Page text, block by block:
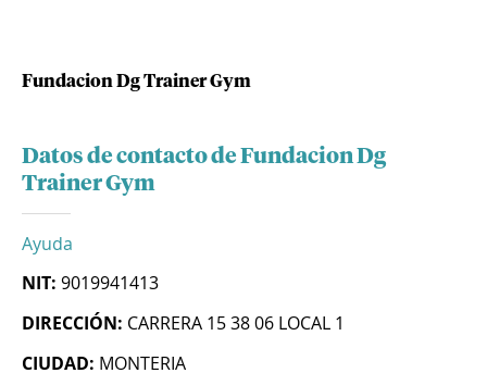
Fundacion Dg Trainer Gym
Datos de contacto de Fundacion Dg
Trainer Gym
Ayuda
NIT: 9019941413
DIRECCIÓN: CARRERA 15 38 06 LOCAL 1
CIUDAD: MONTERIA